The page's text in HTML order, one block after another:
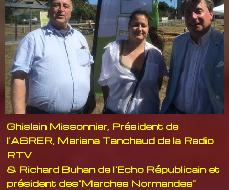
Ghislain Missonnier, Président de
l'ASRER, Mariana Tanchaud de la Radio
RTV
& Richard Buhan de l'Echo Républicain et
président des"Marches Normandes"